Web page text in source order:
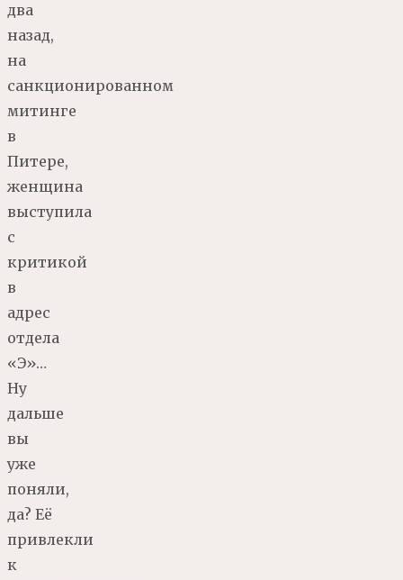
два
назад,
на
санкционированном
митинге
в
Питере,
женщина
выступила
с
критикой
в
адрес
отдела
«Э»…
Ну
дальше
вы
уже
поняли,
да? Её
привлекли
к